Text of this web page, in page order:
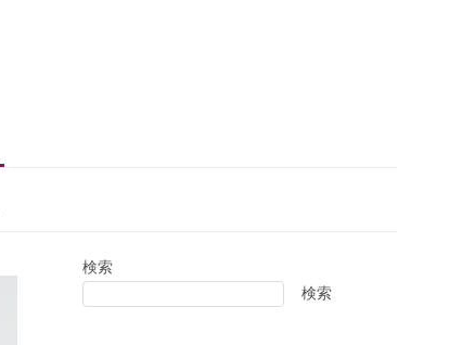
検索
検索